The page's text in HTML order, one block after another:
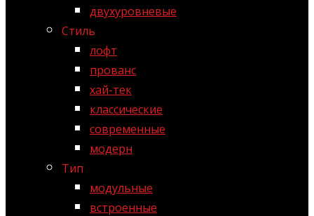
двухуровневые
Стиль
лофт
прованс
хай-тек
классические
современные
модерн
Тип
модульные
встроенные